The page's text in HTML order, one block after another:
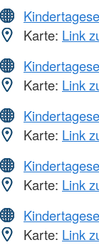
Karte: Link
Karte: Link
Karte: Link
Karte: Link
Karte: Link